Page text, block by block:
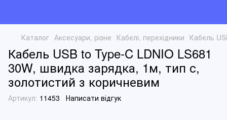
Каталог Аксесуари, різне Кабелі, перехідники Кабель
Кабель USB to Type-C LDNIO LS681
30W, швидка зарядка, 1м, тип с,
золотистий з коричневим
Артикул: 11453 Написати відгук